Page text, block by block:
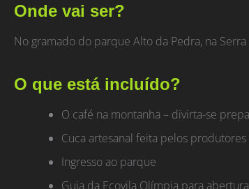
Onde vai ser?
No gramado do parque Alto da Pedra, na
O que está incluído?
O café na montanha – divirta-se
Cuca artesanal feita pelos
Ingresso ao parque
Guia da Ecovila Olímpia para